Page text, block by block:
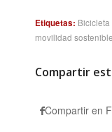
Etiquetas:
movilidad sostenible
Compartir
Compartir en